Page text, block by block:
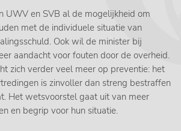
UWV en SVB al de mogelijkheid om
met de individuele situatie van
Ook wil de minister bij
aandacht voor fouten door de overheid.
zich verder veel meer op preventie: het
is zinvoller dan streng bestraffen
Het wetsvoorstel gaat uit van meer
en begrip voor hun situatie.